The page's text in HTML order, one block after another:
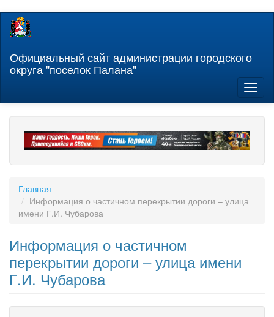
Перейти
содержанию
Официальный сайт администрации городского
округа "поселок Палана"
Главная
Информация о частичном перекрытии дороги – улица
имени Г.И. Чубарова
Информация о частичном
перекрытии дороги – улица имени
Г.И. Чубарова